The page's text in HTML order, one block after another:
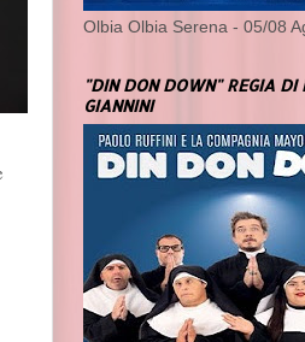
Olbia Olbia Serena - 05/08
"DIN DON DOWN" REGIA DI
GIANNINI